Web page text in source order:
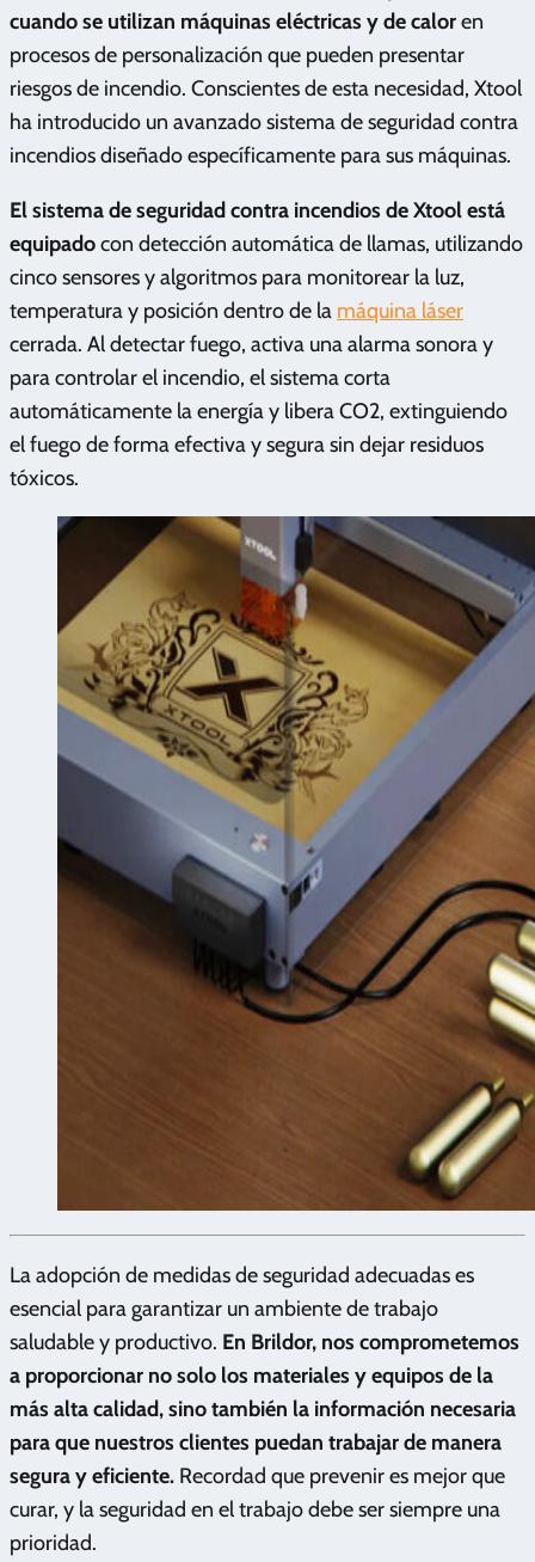
cuando se utilizan máquinas eléctricas y de caloren
procesos de personalización que pueden presentar
riesgos de incendio. Conscientes de esta necesidad, Xtool
ha introducido un avanzado sistema de seguridad contra
incendios diseñado específicamente para sus máquinas.
El sistema de seguridad contra incendios de Xtool está
equipadocon detección automática de llamas, utilizando
cinco sensores y algoritmos para monitorear la luz,
temperatura y posición dentro de la máquina láser
cerrada. Al detectar fuego, activa una alarma sonora y
para controlar el incendio, el sistema corta
automáticamente la energía y libera CO2, extinguiendo
el fuego de forma efectiva y segura sin dejar residuos
tóxicos.
La adopción de medidas de seguridad adecuadas es
esencial para garantizar un ambiente de trabajo
saludable y productivo. En Brildor, nos comprometemos
a proporcionar no solo los materiales y equipos de la
más alta calidad, sino también la información necesaria
para que nuestros clientes puedan trabajar de manera
segura y eficiente. Recordad que prevenir es mejor que
curar, y la seguridad en el trabajo debe ser siempre una
prioridad.